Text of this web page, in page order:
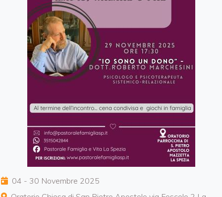
04 - 30 Novembre 2025